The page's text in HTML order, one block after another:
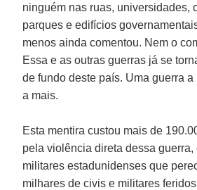
ninguém nas ruas, universidades,
parques e edifícios
menos ainda comentou. Nem o
Essa e as outras guerras já se
de fundo deste país. Uma guerra a
a mais.
Esta mentira custou mais de
pela violência direta dessa guerra,
militares estadunidenses que
milhares de civis e militares